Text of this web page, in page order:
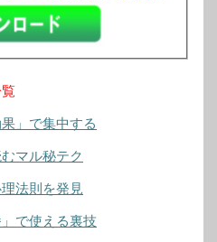
」で集中する
マル秘テク
法則を発見
で使える裏技